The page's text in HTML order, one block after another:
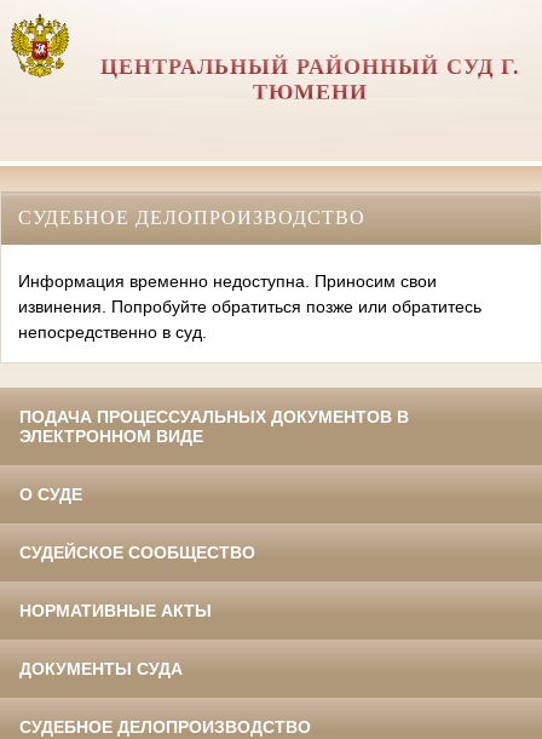
ЦЕНТРАЛЬНЫЙ РАЙОННЫЙ СУД Г.
ТЮМЕНИ
СУДЕБНОЕ ДЕЛОПРОИЗВОДСТВО
Информация временно недоступна. Приносим свои
извинения. Попробуйте обратиться позже или обратитесь
непосредственно в суд.
ПОДАЧА ПРОЦЕССУАЛЬНЫХ ДОКУМЕНТОВ В
ЭЛЕКТРОННОМ ВИДЕ
О СУДЕ
СУДЕЙСКОЕ СООБЩЕСТВО
НОРМАТИВНЫЕ АКТЫ
ДОКУМЕНТЫ СУДА
СУДЕБНОЕ ДЕЛОПРОИЗВОДСТВО